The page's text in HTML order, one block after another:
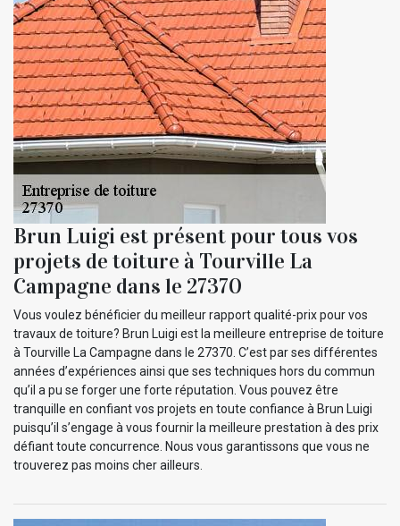
Brun Luigi est présent pour tous vos
projets de toiture à Tourville La
Campagne dans le 27370
Vous voulez bénéficier du meilleur rapport qualité-prix pour vos
travaux de toiture? Brun Luigi est la meilleure entreprise de toiture
à Tourville La Campagne dans le 27370. C’est par ses différentes
années d’expériences ainsi que ses techniques hors du commun
qu’il a pu se forger une forte réputation. Vous pouvez être
tranquille en confiant vos projets en toute confiance à Brun Luigi
puisqu’il s’engage à vous fournir la meilleure prestation à des prix
défiant toute concurrence. Nous vous garantissons que vous ne
trouverez pas moins cher ailleurs.